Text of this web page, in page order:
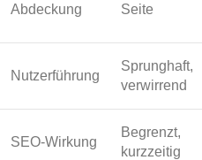
Abdeckung
Seite
Nutzerführung
Sprunghaft,
verwirrend
SEO-Wirkung
Begrenzt,
kurzzeitig